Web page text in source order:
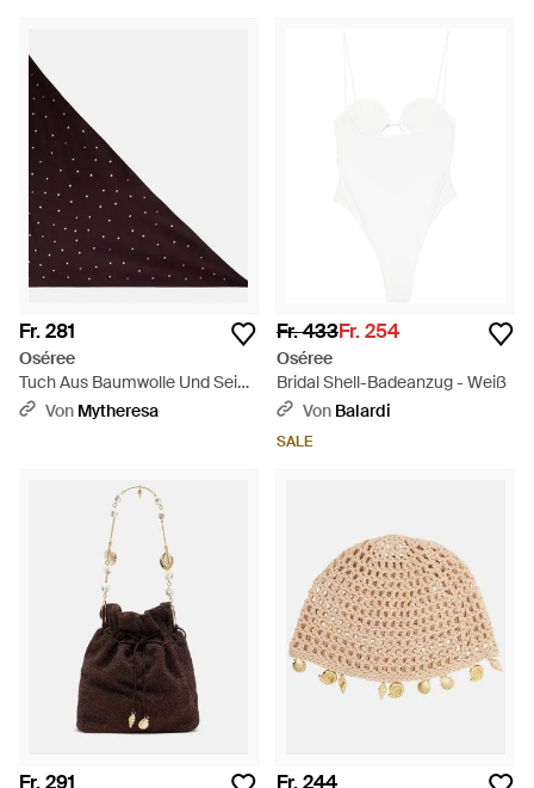
Fr. 281
Oséree
Tuch Aus Baumwolle Und Seide
- LilaVon Mytheresa
Fr. 433Fr. 254
Oséree
Bridal Shell-Badeanzug - Weiß
Von Balardi
SALE
Fr. 291 Fr. 244